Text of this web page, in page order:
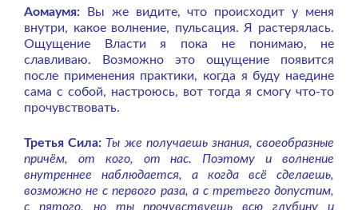
Аомаумя: Вы же видите, что происходит у меня
внутри, какое волнение, пульсация. Я растерялась.
Ощущение Власти я пока не понимаю, не
славливаю. Возможно это ощущение появится
после применения практики, когда я буду наедине
сама с собой, настроюсь, вот тогда я смогу что-то
прочувствовать.
Третья Сила: Ты же получаешь знания, своеобразные
причём, от кого, от нас. Поэтому и волнение
внутреннее наблюдается, а когда всё сделаешь,
возможно не с первого раза, а с третьего допустим,
с пятого, но ты прочувствуешь всю глубину и